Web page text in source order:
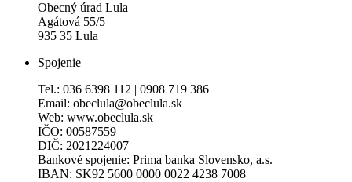
Obecný úrad Lula
Agátová 55/5
935 35 Lula
Spojenie
Tel.: 036 6398 112 | 0908 719 386
Email: obeclula@obeclula.sk
Web: www.obeclula.sk
IČO: 00587559
DIČ: 2021224007
Bankové spojenie: Prima banka Slovensko, a.s.
IBAN: SK92 5600 0000 0022 4238 7008